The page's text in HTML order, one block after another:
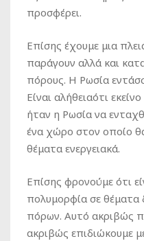
προσφέρει.
Επίσης έχουμε μια
παράγουν αλλά και
πόρους. Η Ρωσία
Είναι αλήθειαότι
ήταν η Ρωσία να
ένα χώρο στον οποίο
θέματα ενεργειακά.
Επίσης φρονούμε ότι
πολυμορφία σε θέματα
πόρων. Αυτό ακριβώς
ακριβώς επιδιώκουμε